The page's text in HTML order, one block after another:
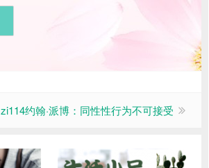
zi114约翰·派博：同性性行为不可接受